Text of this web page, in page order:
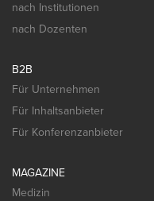
nach Institutionen
nach Dozenten
B2B
Für Unternehmen
Für Inhaltsanbieter
Für Konferenzanbieter
MAGAZINE
Medizin